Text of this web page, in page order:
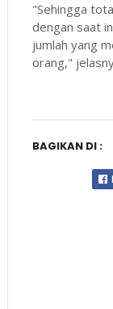
"Sehingga
dengan saat
jumlah yang
orang,"
BAGIKAN DI :